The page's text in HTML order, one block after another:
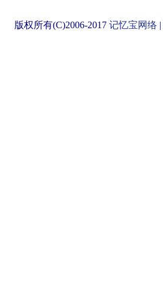
版权所有(C)2006-2017 记忆宝网络|